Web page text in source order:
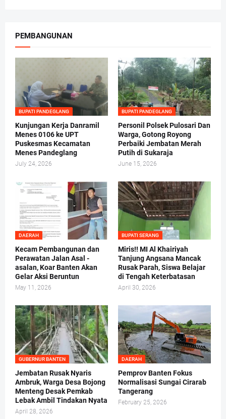
PEMBANGUNAN
BUPATI PANDEGLANG
Kunjungan Kerja Danramil
Menes 0106 ke UPT
Puskesmas Kecamatan
Menes Pandeglang
July 24, 2026
BUPATI PANDEGLANG
Personil Polsek Pulosari Dan
Warga, Gotong Royong
Perbaiki Jembatan Merah
Putih di Sukaraja
June 15, 2026
DAERAH
Kecam Pembangunan dan
Perawatan Jalan Asal -
asalan, Koar Banten Akan
Gelar Aksi Beruntun
May 11, 2026
BUPATI SERANG
Miris!! MI Al Khairiyah
Tanjung Angsana Mancak
Rusak Parah, Siswa Belajar
di Tengah Keterbatasan
April 30, 2026
GUBERNUR BANTEN
Jembatan Rusak Nyaris
Ambruk, Warga Desa Bojong
Menteng Desak Pemkab
Lebak Ambil Tindakan Nyata
April 28, 2026
DAERAH
Pemprov Banten Fokus
Normalisasi Sungai Cirarab
Tangerang
February 25, 2026